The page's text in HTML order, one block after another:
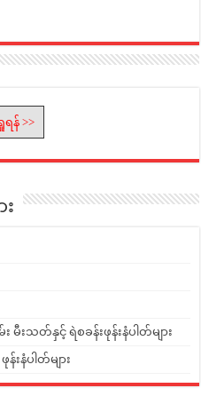
ရန် >>
းသတ်နှင့် ရဲစခန်းဖုန်းနံပါတ်များ
နံပါတ်များ